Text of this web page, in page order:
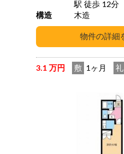
駅 徒歩 12分
構造
木造
3.1 万円 敷 1ヶ月 礼